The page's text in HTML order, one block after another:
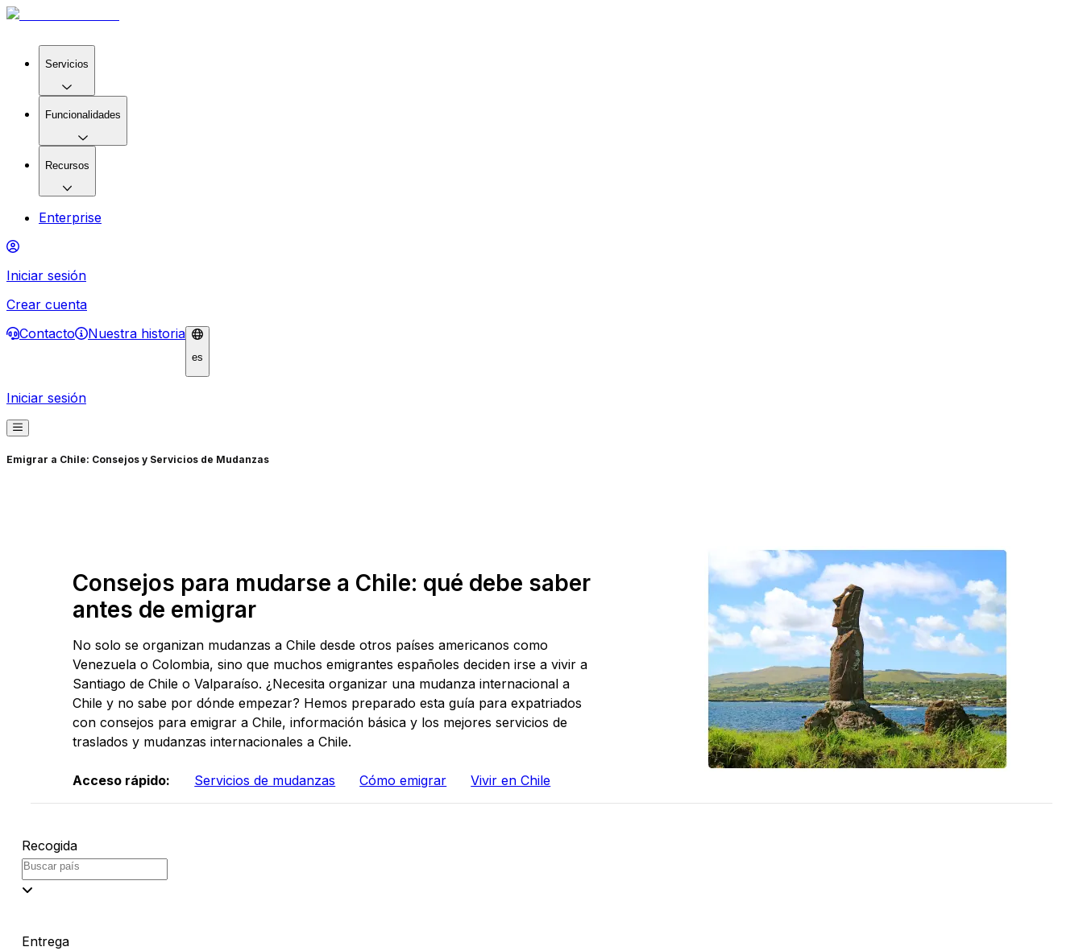
Servicios
Funcionalidades
Recursos
Enterprise
Iniciar sesión
Crear cuenta
Contacto
Nuestra historia
es
Iniciar sesión
Emigrar a Chile: Consejos y Servicios de Mudanzas
Consejos para mudarse a Chile: qué debe saber
antes de emigrar
No solo se organizan mudanzas a Chile desde otros países americanos como
Venezuela o Colombia, sino que muchos emigrantes españoles deciden irse a vivir a
Santiago de Chile o Valparaíso. ¿Necesita organizar una mudanza internacional a
Chile y no sabe por dónde empezar? Hemos preparado esta guía para expatriados
con consejos para emigrar a Chile, información básica y los mejores servicios de
traslados y mudanzas internacionales a Chile.
Acceso rápido: Servicios de mudanzas Cómo emigrar Vivir en Chile
Recogida
Entrega